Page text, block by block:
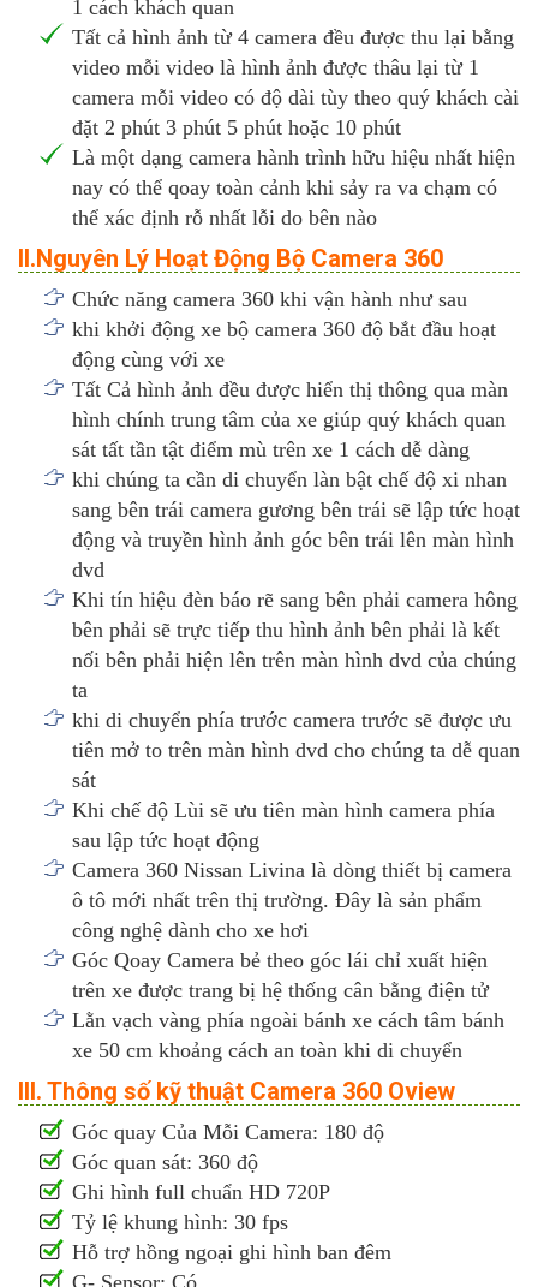
1 cách khách quan
Tất cả hình ảnh từ 4 camera đều được thu lại bằng
video mỗi video là hình ảnh được thâu lại từ 1
camera mỗi video có độ dài tùy theo quý khách cài
đặt 2 phút 3 phút 5 phút hoặc 10 phút
Là một dạng camera hành trình hữu hiệu nhất hiện
nay có thể qoay toàn cảnh khi sảy ra va chạm có
thể xác định rỗ nhất lỗi do bên nào
II.Nguyên Lý Hoạt Động Bộ Camera 360
Chức năng camera 360 khi vận hành như sau
khi khởi động xe bộ camera 360 độ bắt đầu hoạt
động cùng với xe
Tất Cả hình ảnh đều được hiển thị thông qua màn
hình chính trung tâm của xe giúp quý khách quan
sát tất tần tật điểm mù trên xe 1 cách dễ dàng
khi chúng ta cần di chuyển làn bật chế độ xi nhan
sang bên trái camera gương bên trái sẽ lập tức hoạt
động và truyền hình ảnh góc bên trái lên màn hình
dvd
Khi tín hiệu đèn báo rẽ sang bên phải camera hông
bên phải sẽ trực tiếp thu hình ảnh bên phải là kết
nối bên phải hiện lên trên màn hình dvd của chúng
ta
khi di chuyển phía trước camera trước sẽ được ưu
tiên mở to trên màn hình dvd cho chúng ta dễ quan
sát
Khi chế độ Lùi sẽ ưu tiên màn hình camera phía
sau lập tức hoạt động
Camera 360 Nissan Livina là dòng thiết bị camera
ô tô mới nhất trên thị trường. Đây là sản phẩm
công nghệ dành cho xe hơi
Góc Qoay Camera bẻ theo góc lái chỉ xuất hiện
trên xe được trang bị hệ thống cân bằng điện tử
Lằn vạch vàng phía ngoài bánh xe cách tâm bánh
xe 50 cm khoảng cách an toàn khi di chuyển
III. Thông số kỹ thuật Camera 360 Oview
Góc quay Của Mỗi Camera: 180 độ
Góc quan sát: 360 độ
Ghi hình full chuẩn HD 720P
Tỷ lệ khung hình: 30 fps
Hỗ trợ hồng ngoại ghi hình ban đêm